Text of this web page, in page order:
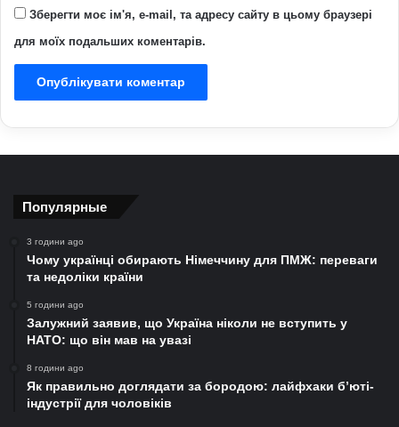
Зберегти моє ім'я, e-mail, та адресу сайту в цьому браузері
для моїх подальших коментарів.
Популярные
3 години ago
Чому українці обирають Німеччину для ПМЖ: переваги
та недоліки країни
5 години ago
Залужний заявив, що Україна ніколи не вступить у
НАТО: що він мав на увазі
8 години ago
Як правильно доглядати за бородою: лайфхаки б’юті-
індустрії для чоловіків